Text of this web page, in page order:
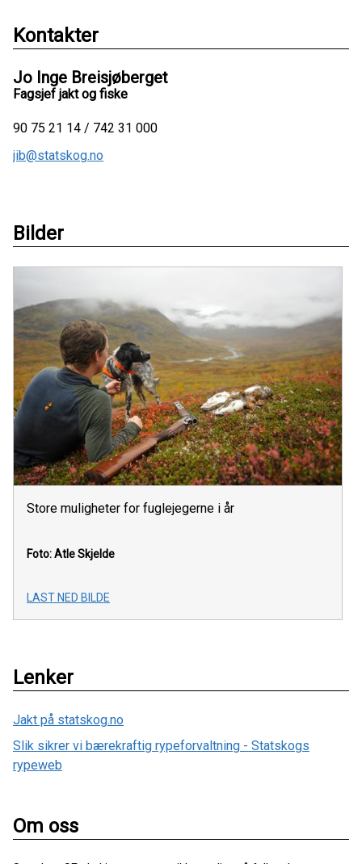
Kontakter
Jo Inge Breisjøberget
Fagsjef jakt og fiske
90 75 21 14 / 742 31 000
jib@statskog.no
Bilder
Store muligheter for fuglejegerne i år
Foto: Atle Skjelde
LAST NED BILDE
Lenker
Jakt på statskog.no
Slik sikrer vi bærekraftig rypeforvaltning - Statskogs
rypeweb
Om oss